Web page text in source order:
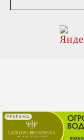
РЕКЛАМА